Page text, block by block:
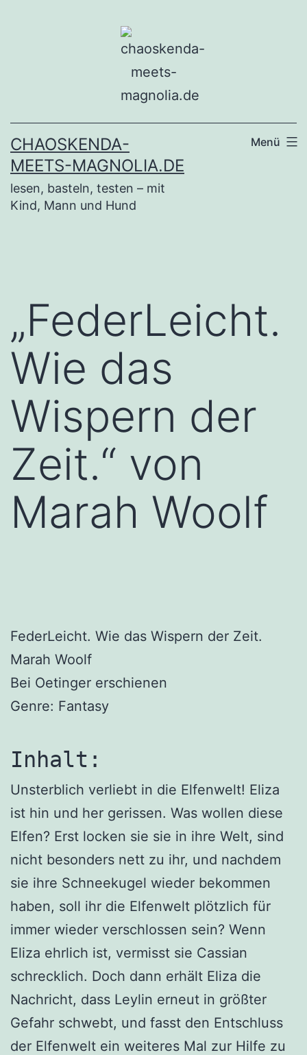
CHAOSKENDA-
MEETS-MAGNOLIA.DE
lesen, basteln, testen – mit
Kind, Mann und Hund
Menü
„FederLeicht.
Wie das
Wispern der
Zeit.“ von
Marah Woolf
FederLeicht. Wie das Wispern der Zeit.
Marah Woolf
Bei Oetinger erschienen
Genre: Fantasy
Inhalt:
Unsterblich verliebt in die Elfenwelt! Eliza
ist hin und her gerissen. Was wollen diese
Elfen? Erst locken sie sie in ihre Welt, sind
nicht besonders nett zu ihr, und nachdem
sie ihre Schneekugel wieder bekommen
haben, soll ihr die Elfenwelt plötzlich für
immer wieder verschlossen sein? Wenn
Eliza ehrlich ist, vermisst sie Cassian
schrecklich. Doch dann erhält Eliza die
Nachricht, dass Leylin erneut in größter
Gefahr schwebt, und fasst den Entschluss
der Elfenwelt ein weiteres Mal zur Hilfe zu